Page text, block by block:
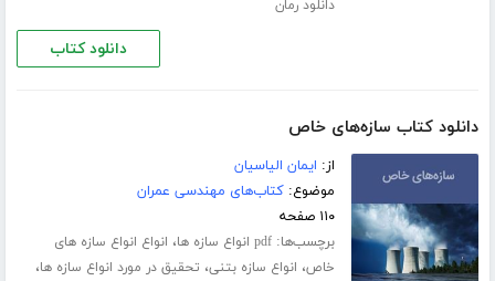
دانلود رمان
دانلود کتاب
دانلود کتاب سازه‌های خاص
از: ایمان الیاسیان
موضوع:کتاب‌های مهندسی عمران
۱۱۰ صفحه
برچسب‌ها:pdf انواع سازه ها ، انواع انواع سازه های
خاص، انواع سازه بتنی، تحقیق در مورد انواع سازه ها،